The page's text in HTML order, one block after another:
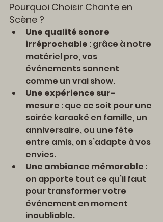
Pourquoi Choisir Chante en
Scène ?
Une qualité sonore
irréprochable : grâce à notre
matériel pro, vos
événements sonnent
comme un vrai show.
Une expérience sur-
mesure : que ce soit pour une
soirée karaoké en famille, un
anniversaire, ou une fête
entre amis, on s’adapte à vos
envies.
Une ambiance mémorable :
on apporte tout ce qu’il faut
pour transformer votre
événement en moment
inoubliable.